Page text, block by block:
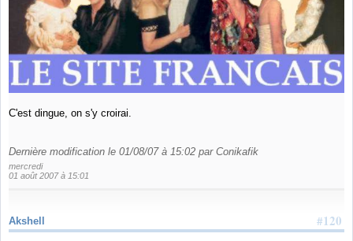
C'est dingue, on s'y croirai.
Dernière modification le 01/08/07 à 15:02 par Conikafik
mercredi
01 août 2007 à 15:01
#120
Akshell